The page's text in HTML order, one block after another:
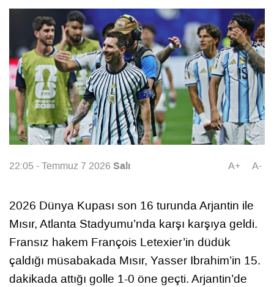
22:05 - Temmuz 7 2026 Salı A+ A-
2026 Dünya Kupası son 16 turunda Arjantin ile
Mısır, Atlanta Stadyumu’nda karşı karşıya geldi.
Fransız hakem François Letexier’in düdük
çaldığı müsabakada Mısır, Yasser Ibrahim’in 15.
dakikada attığı golle 1-0 öne geçti. Arjantin’de